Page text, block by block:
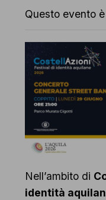
Questo evento
Nell’ambito di
identità